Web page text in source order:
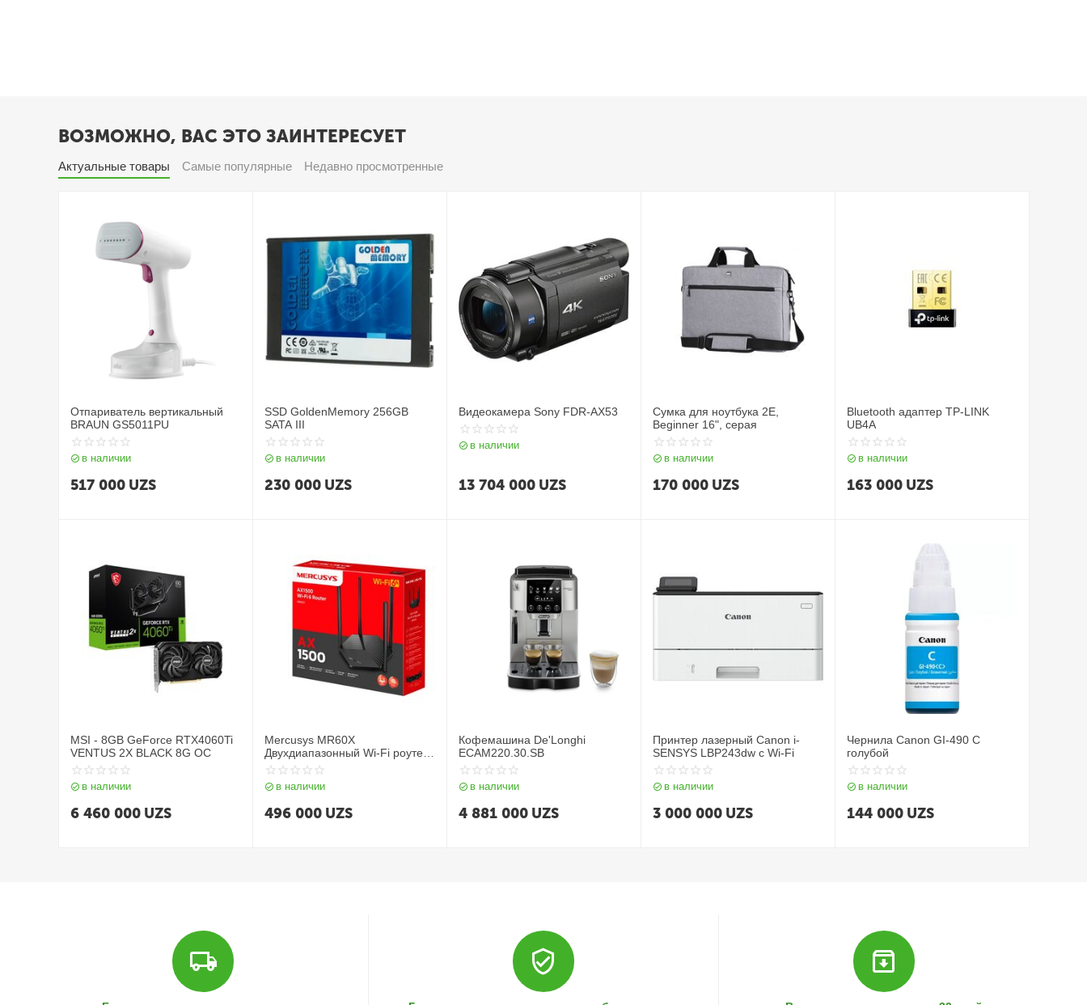
ВОЗМОЖНО, ВАС ЭТО ЗАИНТЕРЕСУЕТ
Актуальные товары Самые популярные Недавно просмотренные
Отпариватель вертикальный
BRAUN GS5011PU
в наличии
517 000 UZS
SSD GoldenMemory 256GB
SATA III
в наличии
230 000 UZS
Видеокамера Sony FDR-AX53
в наличии
13 704 000 UZS
Сумка для ноутбука 2E,
Beginner 16", серая
в наличии
170 000 UZS
Bluetooth адаптер TP-LINK
UB4A
в наличии
163 000 UZS
MSI - 8GB GeForce RTX4060Ti
VENTUS 2X BLACK 8G OC
в наличии
6 460 000 UZS
Mercusys MR60X
Двухдиапазонный Wi‑Fi роутер
AX1500
в наличии
496 000 UZS
Кофемашина De'Longhi
ECAM220.30.SB
в наличии
4 881 000 UZS
Принтер лазерный Canon i-
SENSYS LBP243dw с Wi-Fi
в наличии
3 000 000 UZS
Чернила Canon GI-490 C
голубой
в наличии
144 000 UZS